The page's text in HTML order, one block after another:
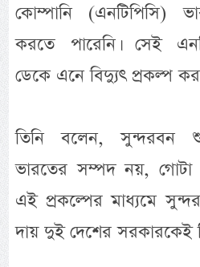
কোম্পানি (এনটিপিসি)
করতে পারেনি। সেই
ডেকে এনে বিদ্যুৎ প্রকল্প
তিনি বলেন, সুন্দরবন
ভারতের সম্পদ নয়, গোটা
এই প্রকল্পের মাধ্যমে
দায় দুই দেশের সরকারকেই